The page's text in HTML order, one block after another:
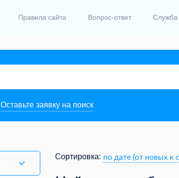
Правила сайта Вопрос-ответ Служба
Оставьте заявку на поиск
Сортировка: по дате (от новых к